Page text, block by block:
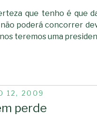
que tenho é que
poderá concorrer
teremos uma
12, 2009
perde